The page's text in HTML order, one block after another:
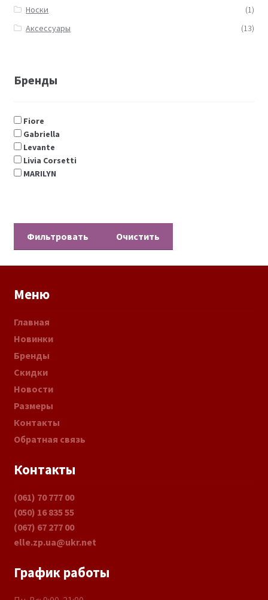
Носки
(1)
Аксессуары
(13)
Бренды
Fiore
Gabriella
Levante
Livia Corsetti
MARILYN
Очистить
Меню
Главная
Новинки
Бренды
Скидки
Новости
Размеры
Контакты
Обратная связь
Контакты
(061) 70 777 00
(050) 16 835 55
(067) 67 277 00
elle.zp.ua@ukr.net
График работы